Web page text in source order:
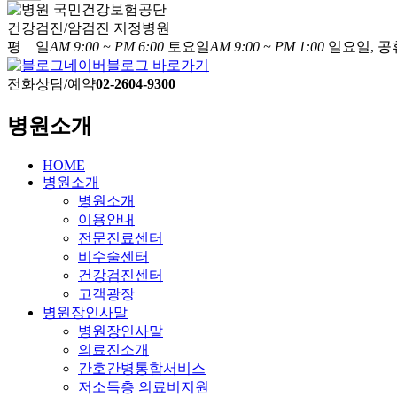
국민건강보험공단
건강검진/암검진 지정병원
평 일AM 9:00 ~ PM 6:00 토요일AM 9:00 ~ PM 1:00 일요일, 공
네이버블로그 바로가기
전화상담/예약02-2604-9300
병원소개
HOME
병원소개
병원소개
이용안내
전문진료센터
비수술센터
건강검진센터
고객광장
병원장인사말
병원장인사말
의료진소개
간호간병통합서비스
저소득층 의료비지원